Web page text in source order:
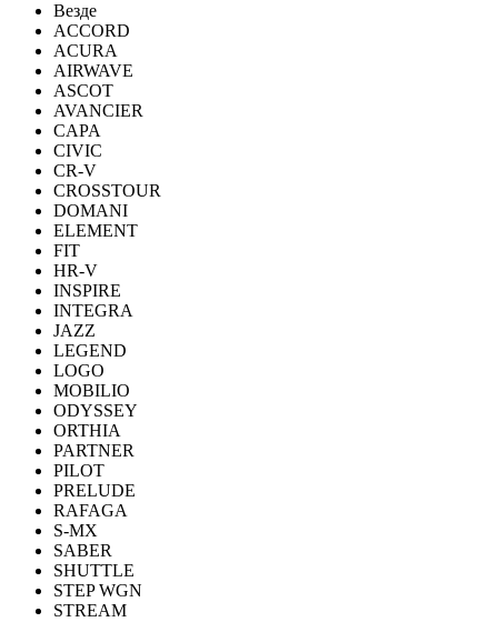
Везде
ACCORD
ACURA
AIRWAVE
ASCOT
AVANCIER
CAPA
CIVIC
CR-V
CROSSTOUR
DOMANI
ELEMENT
FIT
HR-V
INSPIRE
INTEGRA
JAZZ
LEGEND
LOGO
MOBILIO
ODYSSEY
ORTHIA
PARTNER
PILOT
PRELUDE
RAFAGA
S-MX
SABER
SHUTTLE
STEP WGN
STREAM